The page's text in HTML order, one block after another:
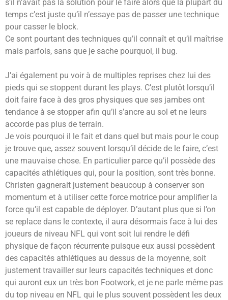
s’il n’avait pas la solution pour le faire alors que la plupart du
temps c’est juste qu’il n’essaye pas de passer une technique
pour casser le block.
Ce sont pourtant des techniques qu’il connaît et qu’il maîtrise
mais parfois, sans que je sache pourquoi, il bug.
J’ai également pu voir à de multiples reprises chez lui des
pieds qui se stoppent durant les plays. C’est plutôt lorsqu’il
doit faire face à des gros physiques que ses jambes ont
tendance à se stopper afin qu’il s’ancre au sol et ne leurs
accorde pas plus de terrain.
Je vois pourquoi il le fait et dans quel but mais pour le coup
je trouve que, assez souvent lorsqu’il décide de le faire, c’est
une mauvaise chose. En particulier parce qu’il possède des
capacités athlétiques qui, pour la position, sont très bonne.
Christen gagnerait justement beaucoup à conserver son
momentum et à utiliser cette force motrice pour amplifier la
force qu’il est capable de déployer. D’autant plus que si l’on
se replace dans le contexte, il aura désormais face à lui des
joueurs de niveau NFL qui vont soit lui rendre le défi
physique de façon récurrente puisque eux aussi possèdent
des capacités athlétiques au dessus de la moyenne, soit
justement travailler sur leurs capacités techniques et donc
qui auront eux un très bon Footwork, et je ne parle même pas
du top niveau en NFL qui le plus souvent possèdent les deux